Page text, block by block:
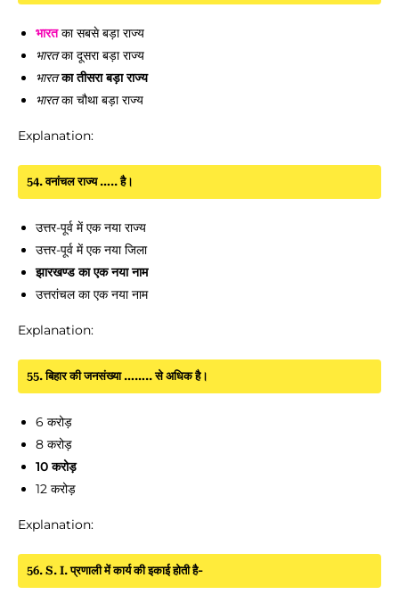
भारतका सबसे बड़ा राज्य
भारतका दूसरा बड़ा राज्य
भारतका तीसरा बड़ा राज्य
भारतका चौथा बड़ा राज्य
Explanation:
54. वनांचल राज्य ….. है।
उत्तर-पूर्व में एक नया राज्य
उत्तर-पूर्व में एक नया जिला
झारखण्ड का एक नया नाम
उत्तरांचल का एक नया नाम
Explanation:
55. बिहार की जनसंख्या …….. से अधिक है।
6 करोड़
8 करोड़
10 करोड़
12 करोड़
Explanation:
56. S. I. प्रणाली में कार्य की इकाई होती है-